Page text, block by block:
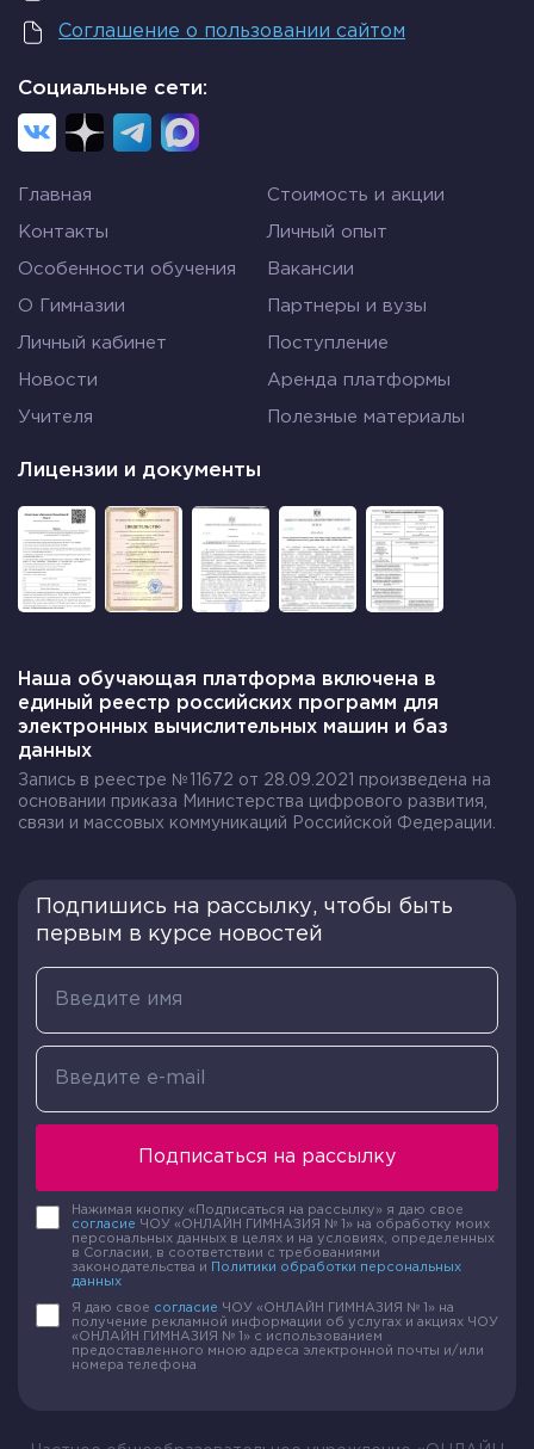
Соглашение о пользовании сайтом
Социальные сети:
Главная Стоимость и акции
Контакты Личный опыт
Особенности обучения Вакансии
О Гимназии Партнеры и вузы
Личный кабинет Поступление
Новости Аренда платформы
Учителя Полезные материалы
Лицензии и документы
Наша обучающая платформа включена в
единый реестр российских программ для
электронных вычислительных машин и баз
данных
Запись в реестре №11672 от 28.09.2021 произведена на
основании приказа Министерства цифрового развития,
связи и массовых коммуникаций Российской Федерации.
Подпишись на рассылку, чтобы быть
первым в курсе новостей
Подписаться на рассылку
Нажимая кнопку «Подписаться на рассылку» я даю свое
согласие ЧОУ «ОНЛАЙН ГИМНАЗИЯ № 1» на обработку моих
персональных данных в целях и на условиях, определенных
в Согласии, в соответствии с требованиями
законодательства и
Политики обработки персональных
данных
Я даю свое согласие ЧОУ «ОНЛАЙН ГИМНАЗИЯ № 1» на
получение рекламной информации об услугах и акциях ЧОУ
«ОНЛАЙН ГИМНАЗИЯ № 1» с использованием
предоставленного мною адреса электронной почты и/или
номера телефона